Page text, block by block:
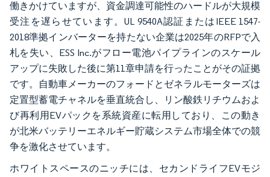
働きかけていますが、資金調達可能性のハードルが大規模
受注を遅らせています。UL 9540A認証またはIEEE 1547-
2018準拠インバーターを持たない企業は2025年のRFPで入
札を失い、ESS Inc.がフロー電池パイプラインのスケール
アップに失敗した後に第11章申請を行ったことがその証拠
です。自動車メーカーのフォードとゼネラルモーターズは
定置型蓄電チャネルを垂直統合し、リン酸鉄リチウムおよ
び再利用EVパックを系統資産に転用しており、この動き
が北米バッテリーエネルギー貯蔵システム市場全体での競
争を激化させています。
ホワイトスペースのニッチには、セカンドライフEVモジ